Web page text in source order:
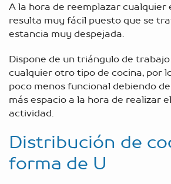
A la hora de reemplazar
resulta muy fácil puesto que se
estancia muy despejada.
Dispone de un triángulo de
cualquier otro tipo de cocina, por
poco menos funcional debiendo
más espacio a la hora de realizar
actividad.
Distribución de
forma de U